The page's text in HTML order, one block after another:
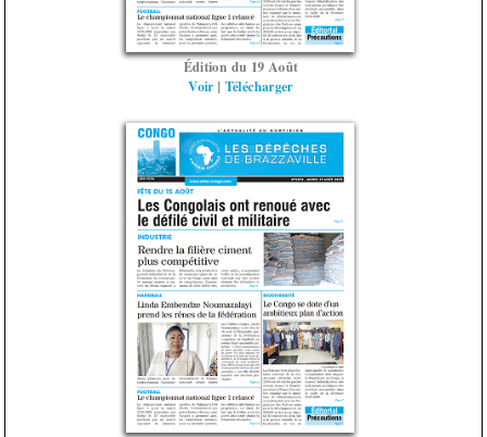
Édition du 19 Août
Voir | Télécharger